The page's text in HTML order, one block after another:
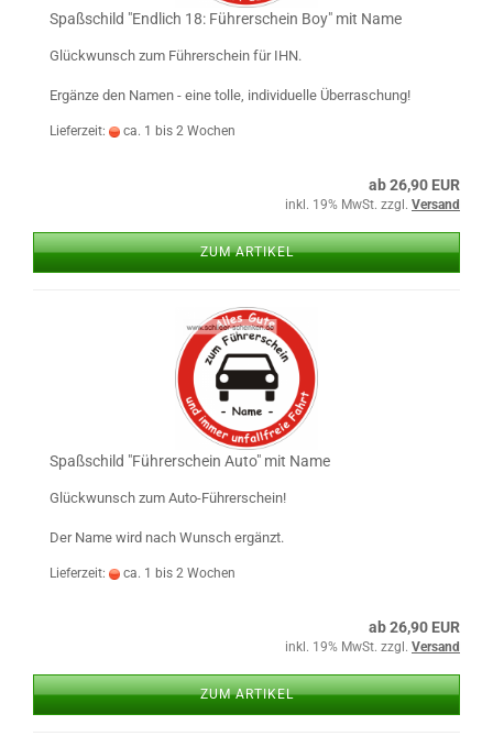
Spaß­schild "End­lich 18: Füh­rer­schein Boy" mit Name
Glück­wunsch zum Füh­rer­schein für IHN.
Er­gän­ze den Namen - eine tolle, in­di­vi­du­el­le Über­ra­schung!
Lieferzeit: ca. 1 bis 2 Wochen
ab 26,90 EUR
inkl. 19% MwSt. zzgl. Versand
ZUM ARTIKEL
Spaß­schild "Füh­rer­schein Auto" mit Name
Glück­wunsch zum Auto-​Führerschein!
Der Name wird nach Wunsch er­gänzt.
Lieferzeit: ca. 1 bis 2 Wochen
ab 26,90 EUR
inkl. 19% MwSt. zzgl. Versand
ZUM ARTIKEL